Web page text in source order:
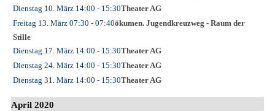
Dienstag 10. März 14:00 - 15:30Theater AG
Freitag 13. März 07:30 - 07:40ökumen. Jugendkreuzweg - Raum der
Stille
Dienstag 17. März 14:00 - 15:30Theater AG
Dienstag 24. März 14:00 - 15:30Theater AG
Dienstag 31. März 14:00 - 15:30Theater AG
April 2020